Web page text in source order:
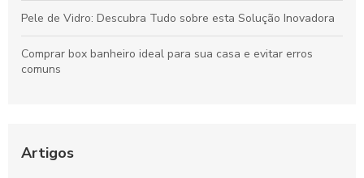
Pele de Vidro: Descubra Tudo sobre esta Solução Inovadora
Comprar box banheiro ideal para sua casa e evitar erros
comuns
Box Blindex: A Solução Elegante para o Seu Banheiro
Artigos